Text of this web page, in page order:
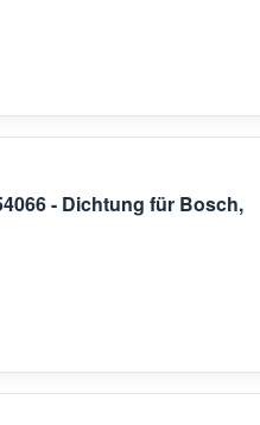
- Dichtung für Bosch,